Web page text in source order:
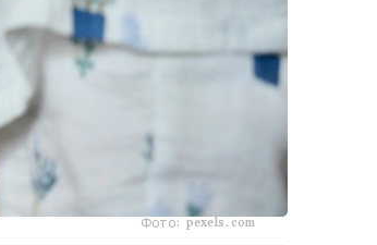
Фото: pexels.com